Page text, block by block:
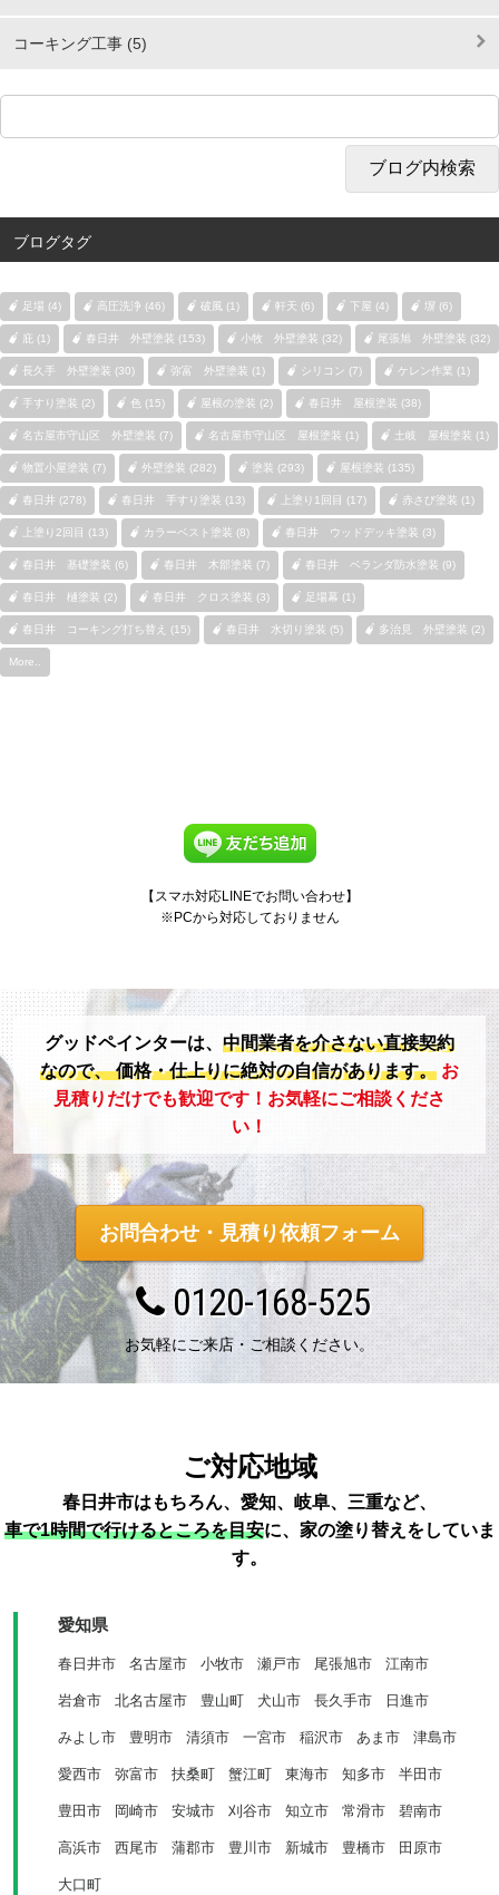
コーキング工事 (5)
ブログタグ
足場 (4) 高圧洗浄 (46) 破風 (1) 軒天 (6) 下屋 (4) 塀 (6)
庇 (1) 春日井 外壁塗装 (153) 小牧 外壁塗装 (32) 尾張旭 外壁塗装 (32)
長久手 外壁塗装 (30) 弥富 外壁塗装 (1) シリコン (7) ケレン作業 (1)
手すり塗装 (2) 色 (15) 屋根の塗装 (2) 春日井 屋根塗装 (38)
名古屋市守山区 外壁塗装 (7) 名古屋市守山区 屋根塗装 (1) 土岐 屋根塗装 (1)
物置小屋塗装 (7) 外壁塗装 (282) 塗装 (293) 屋根塗装 (135)
春日井 (278) 春日井 手すり塗装 (13) 上塗り1回目 (17) 赤さび塗装 (1)
上塗り2回目 (13) カラーベスト塗装 (8) 春日井 ウッドデッキ塗装 (3)
春日井 基礎塗装 (6) 春日井 木部塗装 (7) 春日井 ベランダ防水塗装 (9)
春日井 樋塗装 (2) 春日井 クロス塗装 (3) 足場幕 (1)
春日井 コーキング打ち替え (15) 春日井 水切り塗装 (5) 多治見 外壁塗装 (2)
More..
【スマホ対応LINEでお問い合わせ】
※PCから対応しておりません
グッドペインターは、 中間業者を介さない直接契約
なので、価格・仕上りに絶対の自信があります。 お
見積りだけでも歓迎です！お気軽にご相談くださ
い！
お問合わせ・見積り依頼フォーム
0120-168-525
お気軽にご来店・ご相談ください。
ご対応地域
春日井市はもちろん、愛知、岐阜、三重など、
車で1時間で行けるところを目安に、家の塗り替えをしていま
す。
愛知県
春日井市 名古屋市 小牧市 瀬戸市 尾張旭市 江南市
岩倉市 北名古屋市 豊山町 犬山市 長久手市 日進市
みよし市 豊明市 清須市 一宮市 稲沢市 あま市 津島市
愛西市 弥富市 扶桑町 蟹江町 東海市 知多市 半田市
豊田市 岡崎市 安城市 刈谷市 知立市 常滑市 碧南市
高浜市 西尾市 蒲郡市 豊川市 新城市 豊橋市 田原市
大口町